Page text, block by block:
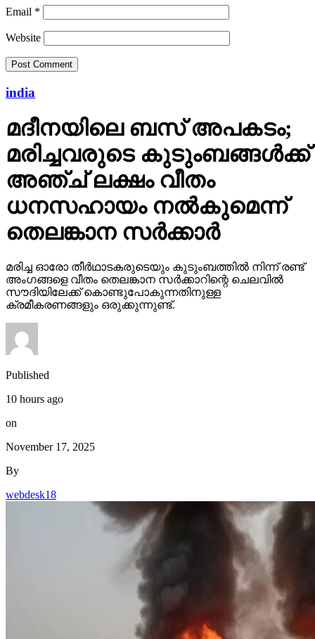
Email *
Website
india
മദീനയിലെ ബസ് അപകടം;
മരിച്ചവരുടെ കുടുംബങ്ങള്‍ക്ക്
അഞ്ച് ലക്ഷം വീതം
ധനസഹായം നല്‍കുമെന്ന്
തെലങ്കാന സര്‍ക്കാര്‍
മരിച്ച ഓരോ തീര്‍ഥാടകരുടെയും കുടുംബത്തില്‍ നിന്ന് രണ്ട്
അംഗങ്ങളെ വീതം തെലങ്കാന സര്‍ക്കാറിന്റെ ചെലവില്‍
സൗദിയിലേക്ക് കൊണ്ടുപോകുന്നതിനുള്ള
ക്രമീകരണങ്ങളും ഒരുക്കുന്നുണ്ട്.
Published
10 hours ago
on
November 17, 2025
By
webdesk18